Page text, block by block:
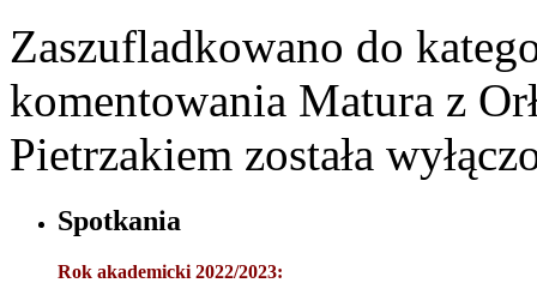
Zaszufladkowano do
komentowania Matura z
Pietrzakiem została
Spotkania
Rok akademicki 2022/2023: